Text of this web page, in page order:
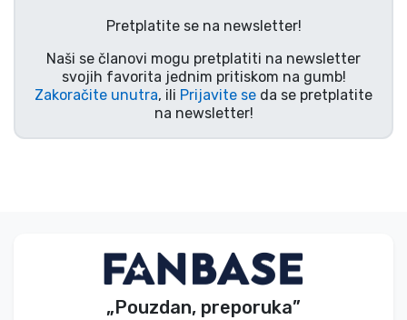
Pretplatite se na newsletter!
Naši se članovi mogu pretplatiti na newsletter
svojih favorita jednim pritiskom na gumb!
Zakoračite unutra, ili Prijavite se da se pretplatite
na newsletter!
„Pouzdan, preporuka”